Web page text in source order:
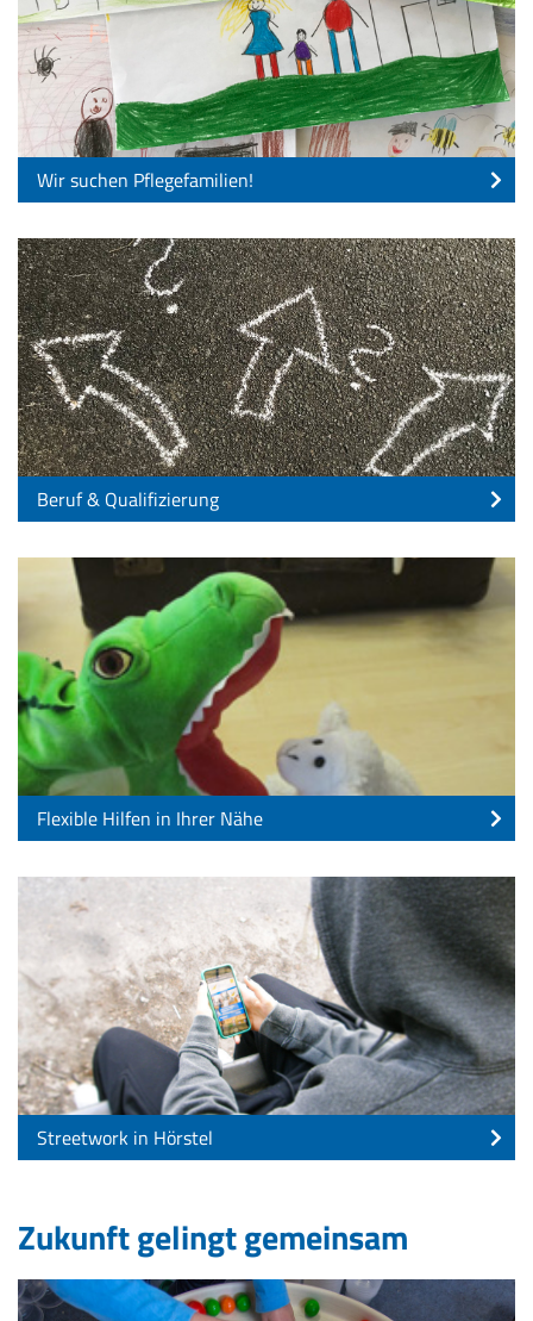
Wir suchen Pflegefamilien!
Beruf & Qualifizierung
Flexible Hilfen in Ihrer Nähe
Streetwork in Hörstel
Zukunft gelingt gemeinsam